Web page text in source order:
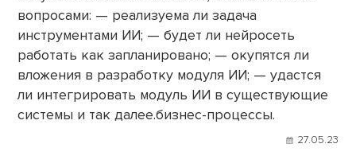
вопросами: — реализуема ли задача
инструментами ИИ; — будет ли нейросеть
работать как запланировано; — окупятся ли
вложения в разработку модуля ИИ; — удастся
ли интегрировать модуль ИИ в существующие
системы и так далее.бизнес-процессы.
27.05.23